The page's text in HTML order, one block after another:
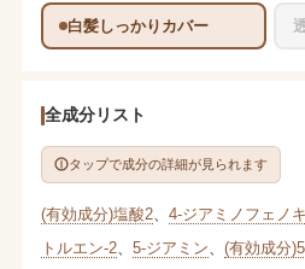
白髪しっかりカバー
全成分リスト
タップで成分の詳細が見られます
(有効成分)塩酸2、 4-ジアミノフェノ
トルエン-2、 5-ジアミン (有効成分